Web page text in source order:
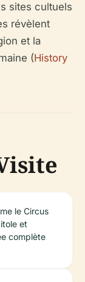
sites cultuels
révèlent
et la
(History
le Circus
et
complète